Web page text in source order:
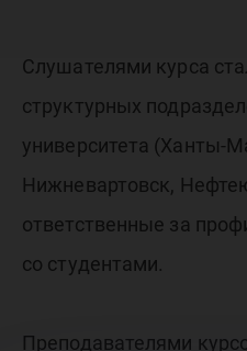
Слушателями курса
структурных
университета (Ханты-
Нижневартовск,
ответственные за
со студентами.
Преподавателями